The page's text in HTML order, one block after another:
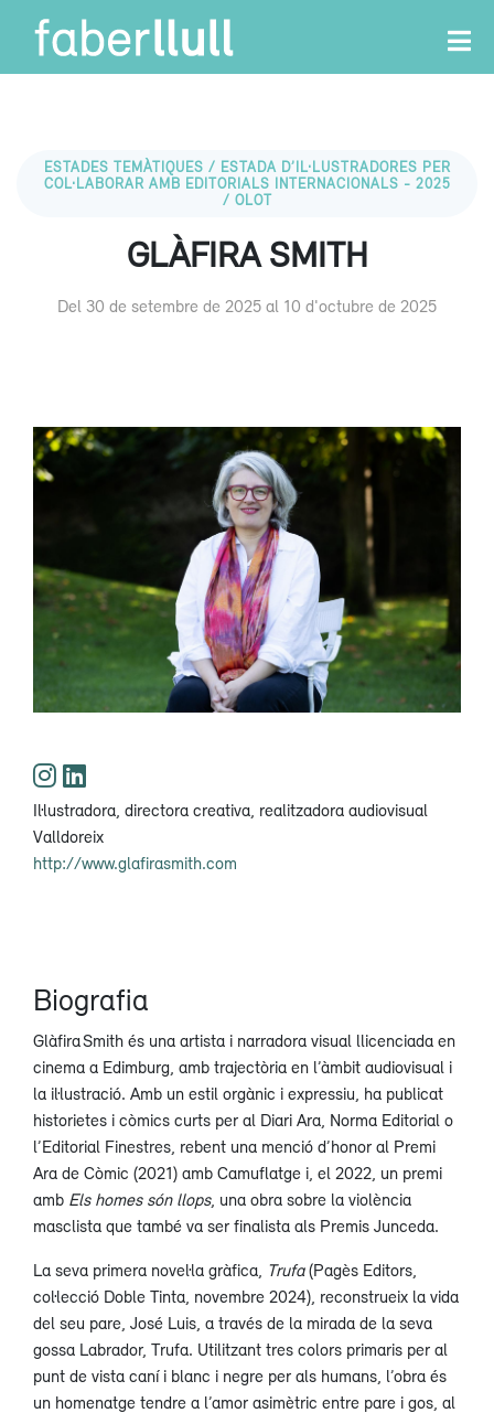
ESTADES TEMÀTIQUES / ESTADA D’IL·LUSTRADORES PER
COL·LABORAR AMB EDITORIALS INTERNACIONALS - 2025
/ OLOT
GLÀFIRA SMITH
Del 30 de setembre de 2025 al 10 d'octubre de 2025
Il·lustradora, directora creativa, realitzadora audiovisual
Valldoreix
http://www.glafirasmith.com
Biografia
Glàfira Smith és una artista i narradora visual llicenciada en
cinema a Edimburg, amb trajectòria en l’àmbit audiovisual i
la il·lustració. Amb un estil orgànic i expressiu, ha publicat
historietes i còmics curts per al Diari Ara, Norma Editorial o
l’Editorial Finestres, rebent una menció d’honor al Premi
Ara de Còmic (2021) amb Camuflatge i, el 2022, un premi
amb Els homes són llops, una obra sobre la violència
masclista que també va ser finalista als Premis Junceda.
La seva primera novel·la gràfica, Trufa(Pagès Editors,
col·lecció Doble Tinta, novembre 2024), reconstrueix la vida
del seu pare, José Luis, a través de la mirada de la seva
gossa Labrador, Trufa. Utilitzant tres colors primaris per al
punt de vista caní i blanc i negre per als humans, l’obra és
un homenatge tendre a l’amor asimètric entre pare i gos, al